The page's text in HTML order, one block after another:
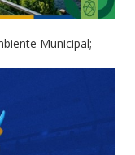
Municipal;